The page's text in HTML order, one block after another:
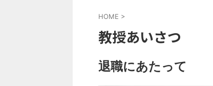
HOME >
教授あいさつ
退職にあたって